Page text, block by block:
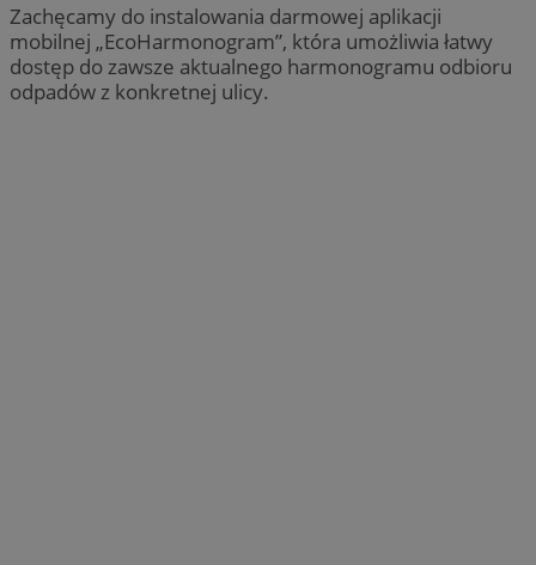
Zachęcamy do instalowania darmowej aplikacji
mobilnej „EcoHarmonogram”, która umożliwia łatwy
dostęp do zawsze aktualnego harmonogramu odbioru
odpadów z konkretnej ulicy.